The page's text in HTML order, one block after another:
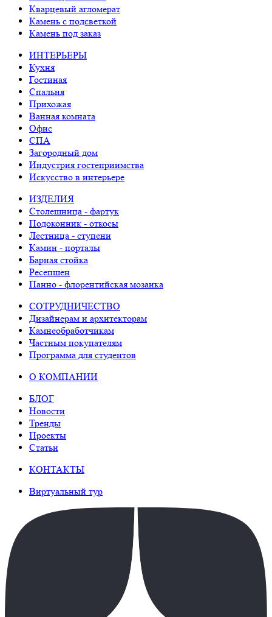
Кварцевый агломерат
Камень с подсветкой
Камень под заказ
ИНТЕРЬЕРЫ
Кухня
Гостиная
Спальня
Прихожая
Ванная комната
Офис
СПА
Загородный дом
Индустрия гостеприимства
Искусство в интерьере
ИЗДЕЛИЯ
Столешница - фартук
Подоконник - откосы
Лестница - ступени
Камин - порталы
Барная стойка
Ресепшен
Панно - флорентийская мозаика
СОТРУДНИЧЕСТВО
Дизайнерам и архитекторам
Камнеобработчикам
Частным покупателям
Программа для студентов
О КОМПАНИИ
БЛОГ
Новости
Тренды
Проекты
Статьи
КОНТАКТЫ
Виртуальный тур